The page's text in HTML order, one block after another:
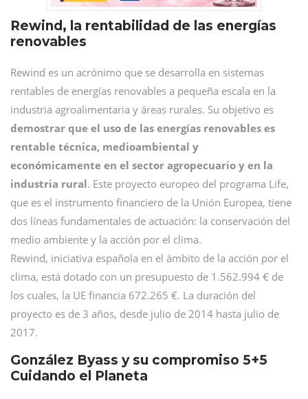
Rewind, la rentabilidad de las energías
renovables
Rewind es un acrónimo que se desarrolla en sistemas
rentables de energías renovables a pequeña escala en la
industria agroalimentaria y áreas rurales. Su objetivo es
demostrar que el uso de las energías renovables es
rentable técnica, medioambiental y
económicamente en el sector agropecuario y en la
industria rural. Este proyecto europeo del programa Life,
que es el instrumento financiero de la Unión Europea, tiene
dos líneas fundamentales de actuación: la conservación del
medio ambiente y la acción por el clima.
Rewind, iniciativa española en el ámbito de la acción por el
clima, está dotado con un presupuesto de 1.562.994 € de
los cuales, la UE financia 672.265 €. La duración del
proyecto es de 3 años, desde julio de 2014 hasta julio de
2017.
González Byass y su compromiso 5+5
Cuidando el Planeta